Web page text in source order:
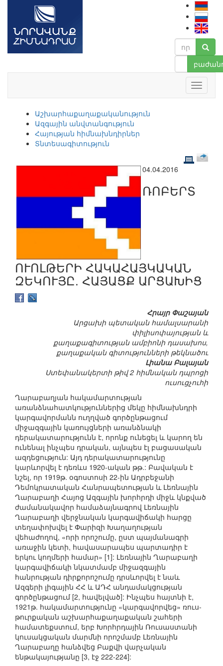
Աշխարհաքաղաքականություն
Ազգային անվտանգություն
Հայության հիմնախնդիրներ
Տնտեսագիտություն
04.04.2016
ՌՈԲԵՐՏ
ՈՒՈԼԹԵՐԻ ՀԱԿԱՀԱՅԿԱԿԱՆ
ԶԵԿՈՒՅԸ. ՀԱՅԱՑՔ ԱՐՑԱԽԻՑ
Հրայր Փաշայան
Արցախի պետական համալսարանի
փիլիսոփայության և
քաղաքագիտության ամբիոնի դասախոս,
քաղաքական գիտությունների թեկնածու
Լիանա Բալայան
Ստեփանակերտի թիվ 2 հիմնական դպրոցի
ուսուցչուհի
Ղարաբաղյան հակամարտության
առանձնահատկություններից մեկը հիմնախնդրի
կարգավորմանն ուղղված գործընթացում
միջազգային կառույցների առանձնակի
դերակատարությունն է, որոնք ունեցել և կարող են
ունենալ ինչպես դրական, այնպես էլ բացասական
ազդեցություն: Այդ դերակատարությունը
կարևորվել է դեռևս 1920-ական թթ.: Բավական է
նշել, որ 1919թ. օգոստոսի 22-ին Ադրբեջանի
Դեմոկրատական Հանրապետության և Լեռնային
Ղարաբաղի Հայոց Ազգային խորհրդի միջև կնքված
ժամանակավոր համաձայնագրով Լեռնային
Ղարաբաղի վերջնական կարգավիճակի հարցը
տեղափոխվել է Փարիզի Խաղաղության
վեհաժողով, «որի որոշումը, ըստ պայմանագրի
առաջին կետի, հավասարապես պարտադիր է
երկու կողմերի համար» [1]: Լեռնային Ղարաբաղի
կարգավիճակի նկատմամբ միջազգային
հանրության դիրքորոշումը դրսևորվել է նաև
Ազգերի լիգային ՀՀ և ԱԴՀ անդամակցության
գործընթացում [2, հավելված]: Ինչպես հայտնի է,
1921թ. հակամարտությունը «կարգավորվեց» ռուս-
թուրքական աշխարհաքաղաքական շահերի
համատեքստում, երբ Խորհրդային Ռուսաստանի
կուսակցական մարմնի որոշմամբ Լեռնային
Ղարաբաղը հանձվեց Բաքվի վարչական
ենթակայությանը [3, էջ 222-224]: